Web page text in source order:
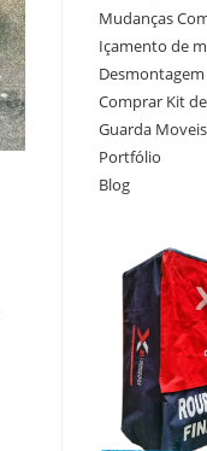
Mudanças
Içamento de
Comprar Kit
Guarda Moveis
Portfólio
Blog